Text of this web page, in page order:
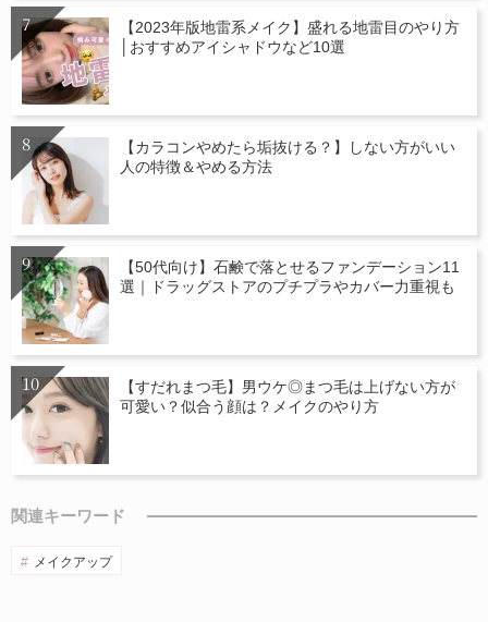
【2023年版地雷系メイク】盛れる地雷目のやり方
│おすすめアイシャドウなど10選
【カラコンやめたら垢抜ける？】しない方がいい
人の特徴＆やめる方法
【50代向け】石鹸で落とせるファンデーション11
選｜ドラッグストアのプチプラやカバー力重視も
【すだれまつ毛】男ウケ◎まつ毛は上げない方が
可愛い？似合う顔は？メイクのやり方
関連キーワード
メイクアップ